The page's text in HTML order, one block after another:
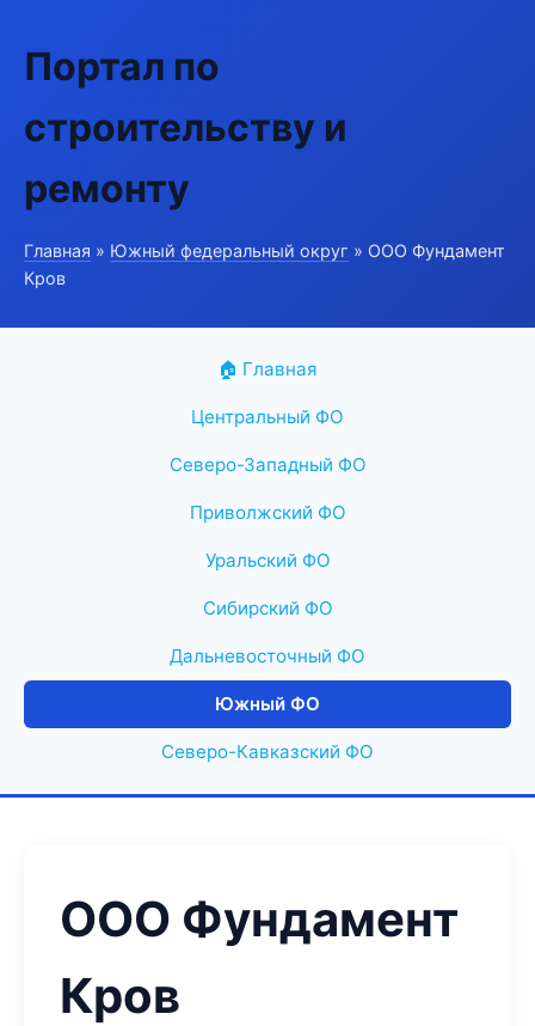
Портал по
строительству и
ремонту
Главная » Южный федеральный округ » ООО Фундамент
Кров
🏠 Главная
Центральный ФО
Северо-Западный ФО
Приволжский ФО
Уральский ФО
Сибирский ФО
Дальневосточный ФО
Южный ФО
Северо-Кавказский ФО
ООО Фундамент
Кров